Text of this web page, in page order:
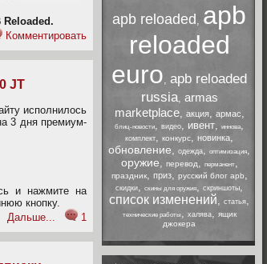
Reloaded.
Комментировать
JT
исполнилось
3 дня премиум-
и нажмите на
кнопку.
Дальше...
1
apb reloaded , apb
reloaded
euro, apb reloaded
russia, armas
marketplace, акция, армас,
блиц-новости, видео, ивент, иннова,
комплект, конкурс, новинка,
обновление, одежда, оптимизация,
оружие, перевод, перманент,
праздник, приз, русский блог apb,
скидки, скины для оружия, скриншоты,
список изменений, статья,
технические работы, халява, ящик
джокера